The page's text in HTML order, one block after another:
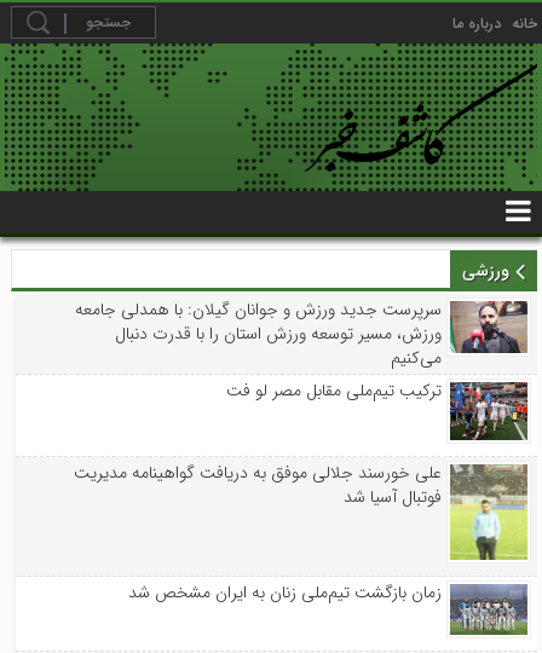
خانه درباره ما
ورزشی
سرپرست جدید ورزش و جوانان گیلان: با همدلی جامعه
ورزش، مسیر توسعه ورزش استان را با قدرت دنبال
می‌کنیم
ترکیب تیم‌ملی مقابل مصر لو فت
علی خورسند جلالی موفق به دریافت گواهینامه مدیریت
فوتبال آسیا شد
زمان بازگشت تیم‌ملی زنان به ایران مشخص شد